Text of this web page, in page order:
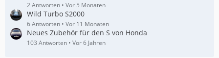
2 Antworten Vor 5 Monaten
Wild Turbo S2000
6 Antworten Vor 11 Monaten
Neues Zubehör für den S von Honda
103 Antworten Vor 6 Jahren